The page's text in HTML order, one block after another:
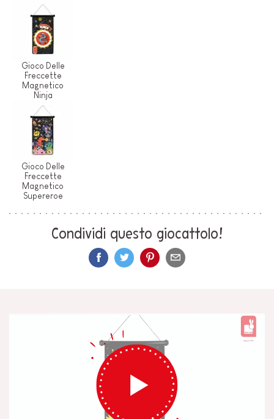
Gioco Delle
Freccette
Magnetico
Ninja
Gioco Delle
Freccette
Magnetico
Supereroe
Condividi questo giocattolo!